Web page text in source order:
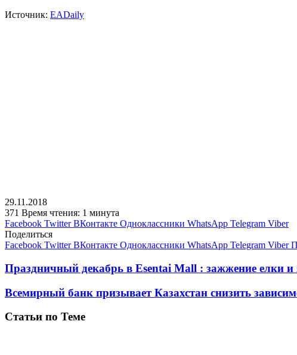
Источник: EADaily
29.11.2018
371 Время чтения: 1 минута
Facebook Twitter ВКонтакте Одноклассники WhatsApp Telegram Viber
Поделиться
Facebook Twitter ВКонтакте Одноклассники WhatsApp Telegram Viber
Праздничный декабрь в Esentai Mall : зажжение елки
Всемирный банк призывает Казахстан снизить
Статьи по Теме